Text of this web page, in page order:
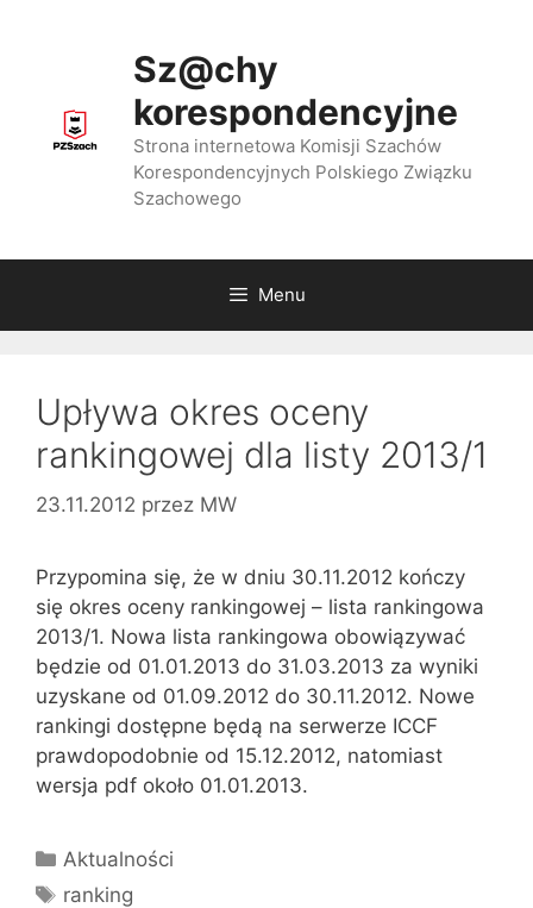
Sz@chy
korespondencyjne
Strona internetowa Komisji Szachów
Korespondencyjnych Polskiego Związku
Szachowego
Menu
Upływa okres oceny
rankingowej dla listy 2013/1
23.11.2012 przez MW
Przypomina się, że w dniu 30.11.2012 kończy
się okres oceny rankingowej – lista rankingowa
2013/1. Nowa lista rankingowa obowiązywać
będzie od 01.01.2013 do 31.03.2013 za wyniki
uzyskane od 01.09.2012 do 30.11.2012. Nowe
rankingi dostępne będą na serwerze ICCF
prawdopodobnie od 15.12.2012, natomiast
wersja pdf około 01.01.2013.
Kategorie
Aktualności
Tagi
ranking